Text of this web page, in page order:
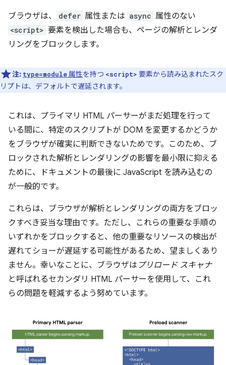
ブラウザは、 defer 属性または async 属性のない
<script> 要素を検出した場合も、ページの解析とレンダ
リングをブロックします。
注: type=module属性を持つ <script> 要素から読み込まれたスク
リプトは、デフォルトで遅延されます。
これは、プライマリ HTML パーサーがまだ処理を行って
いる間に、特定のスクリプトが DOM を変更するかどうか
をブラウザが確実に判断できないためです。このため、ブ
ロックされた解析とレンダリングの影響を最小限に抑える
ために、ドキュメントの最後に JavaScript を読み込むの
が一般的です。
これらは、ブラウザが解析とレンダリングの両方をブロッ
クすべき妥当な理由です。 ただし、これらの重要な手順の
いずれかをブロックすると、他の重要なリソースの検出が
遅れてショーが遅延する可能性があるため、望ましくあり
ません。幸いなことに、ブラウザは プリロード スキャナ
と呼ばれるセカンダリ HTML パーサーを使用して、これ
らの問題を軽減するよう努めています。